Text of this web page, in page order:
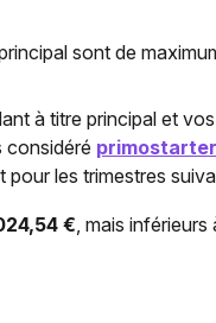
sont de
à titre principal et
considéré primostarter
les trimestres
€ , mais